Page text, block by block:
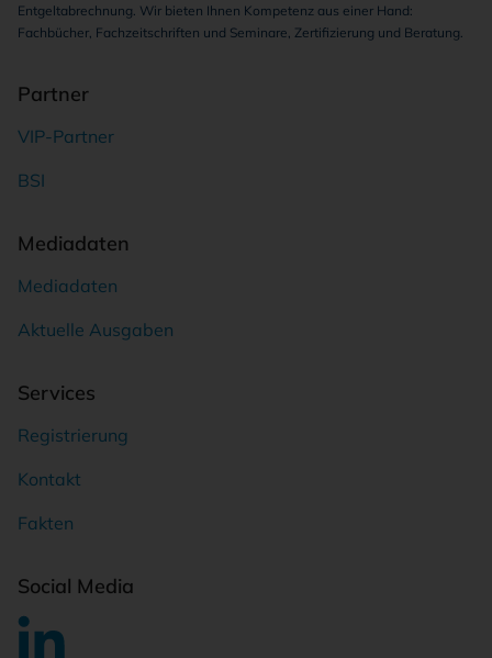
Entgeltabrechnung. Wir bieten Ihnen Kompetenz aus einer Hand:
Fachbücher, Fachzeitschriften und Seminare, Zertifizierung und Beratung.
Partner
VIP-Partner
BSI
Mediadaten
Mediadaten
Aktuelle Ausgaben
Services
Registrierung
Kontakt
Fakten
Social Media